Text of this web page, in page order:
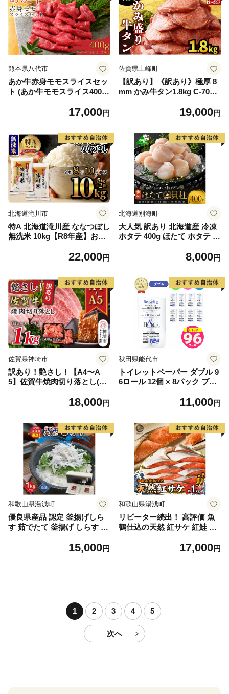
熊本県八代市
あか牛赤身モモスライスセッ
ト (あか牛モモスライス400
17,000円
佐賀県上峰町
【訳あり】《訳あり》極厚 8
mm かみ牛タン1.8kg C-709-
19,000円
北海道滝川市
特A 北海道滝川産 ななつぼし
無洗米 10kg【R8年産】お米
限定米 ブランド米 北海道米
送料無料 むせんまい 限定 贈
答 お試し
22,000円
北海道別海町
大人気 訳あり 北海道産 冷凍
ホタテ 400g ほたて ホタテ 帆
8,000円
佐賀県神埼市
訳あり！艶さし！【A4〜A
5】佐賀牛焼肉切り落とし(肩
【肉 牛肉 ブランド牛 黒毛和
18,000円
秋田県能代市
トイレットペーパー ダブル 9
6ロール 12個 × 8パック ブラ
用品 消耗品 無香料 生活用品
11,000円
和歌山県湯浅町
優良県産品 認定 釜揚げしら
す 茹でたて 釜揚げ しらす 無
国産 海の幸 海鮮 魚介 紀州湯
15,000円
和歌山県湯浅町
リピーター続出！ 高評価 魚
鶴仕込の天然 紅サケ 紅鮭 鮭
レビュー高評価 小分け 真空
町 送料無料_G7317
17,000円
1 2 3 4 5
次へ